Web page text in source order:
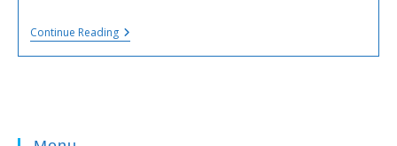
Continue Reading#cambodia
:
Interior